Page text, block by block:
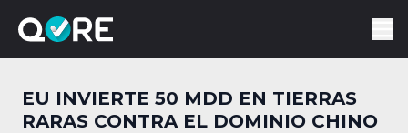
EU INVIERTE 50 MDD EN TIERRAS
RARAS CONTRA EL DOMINIO CHINO